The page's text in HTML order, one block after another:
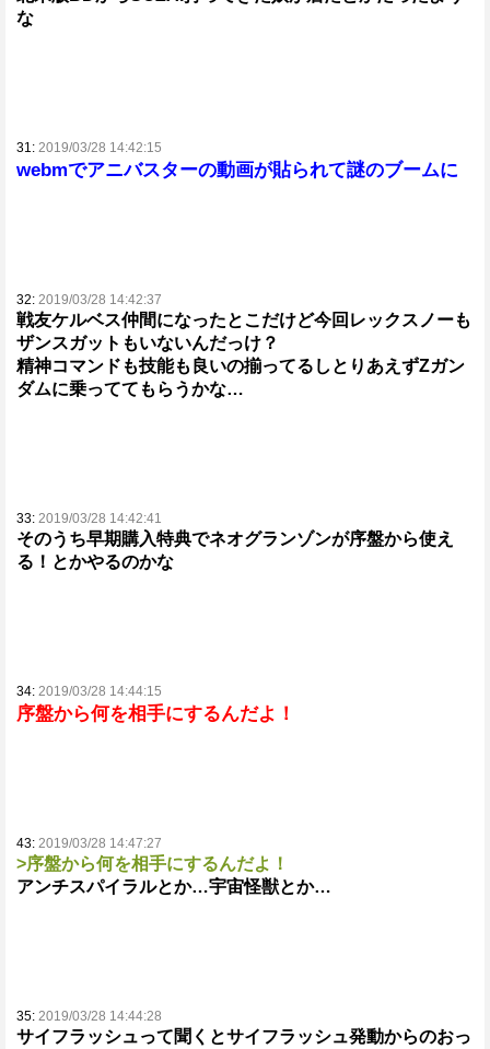
な
31: 2019/03/28 14:42:15
webmでアニバスターの動画が貼られて謎のブームに
32: 2019/03/28 14:42:37
戦友ケルベス仲間になったとこだけど今回レックスノーも
ザンスガットもいないんだっけ？
精神コマンドも技能も良いの揃ってるしとりあえずΖガン
ダムに乗っててもらうかな…
33: 2019/03/28 14:42:41
そのうち早期購入特典でネオグランゾンが序盤から使え
る！とかやるのかな
34: 2019/03/28 14:44:15
序盤から何を相手にするんだよ！
43: 2019/03/28 14:47:27
>序盤から何を相手にするんだよ！
アンチスパイラルとか…宇宙怪獣とか…
35: 2019/03/28 14:44:28
サイフラッシュって聞くとサイフラッシュ発動からのおっ